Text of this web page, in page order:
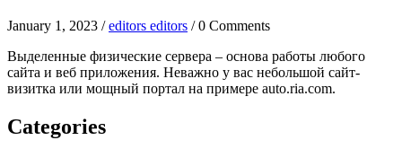
January 1, 2023 /editors editors / 0 Comments
Выделенные физические сервера – основа работы любого
сайта и веб приложения. Неважно у вас небольшой сайт-
визитка или мощный портал на примере auto.ria.com.
Categories